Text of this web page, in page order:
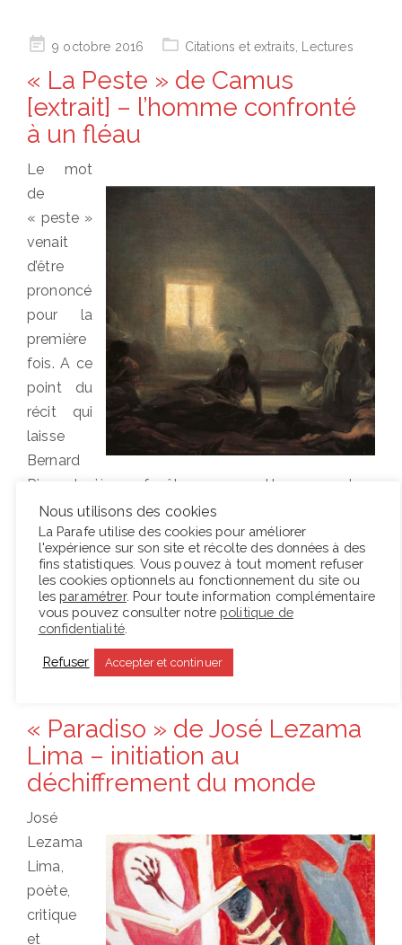
Posted9 octobre 2016 Citations et extraits Lectures
« La Peste » de Camus
[extrait] – l’homme confronté
à un fléau
Le mot
de
« peste »
venait
d’être
prononcé
pour la
première
fois. A ce
point du
récit qui
laisse
Bernard
Rieux derrière sa fenêtre, on permettra au narrateur
de justifier l’incertitude et la surprise du docteur,
puisque, avec des nuances, sa réaction fut celle de
la plupart de nos concitoyens.…
Lire la suite
« Paradiso » de José Lezama
Lima – initiation au
déchiffrement du monde
José
Lezama
Lima,
poète,
critique
et
Nous utilisons des cookies
La Parafe utilise des cookies pour améliorer
l'expérience sur son site et récolte des données à des
fins statistiques. Vous pouvez à tout moment refuser
les cookies optionnels au fonctionnement du site ou
les paramétrer. Pour toute information complémentaire
vous pouvez consulter notre politique de
confidentialité.
Refuser Accepter et continuer